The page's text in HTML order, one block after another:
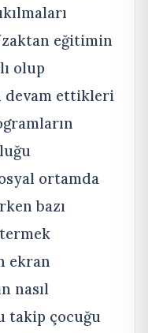
eğitimin
olup
devam ettikleri
ortamda
bazı
ekran
nasıl
takip çocuğu